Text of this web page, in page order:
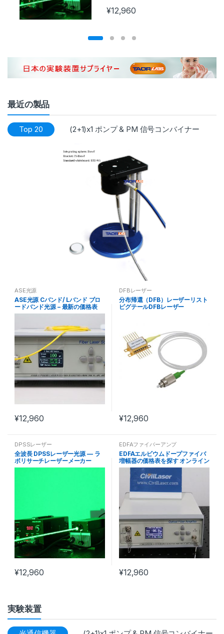
¥12,960
最近の製品
Top 20 (2+1)x1 ポンプ & PM 信号コンバイナー
ASE光源
ASE光源 Cバンド/ Lバンド ブロ
ードバンド光源 – 最新の価格表
¥12,960
DFBレーザー
分布帰還（DFB）レーザーリスト
ピグテールDFBレーザー
¥12,960
DPSSレーザー
全波長 DPSSレーザー光源 — ラ
ボリサーチレーザーメーカー
¥12,960
EDFAファイバーアンプ
EDFAエルビウムドープファイバ
増幅器の価格表を探す オンライン
注文
¥12,960
実験装置